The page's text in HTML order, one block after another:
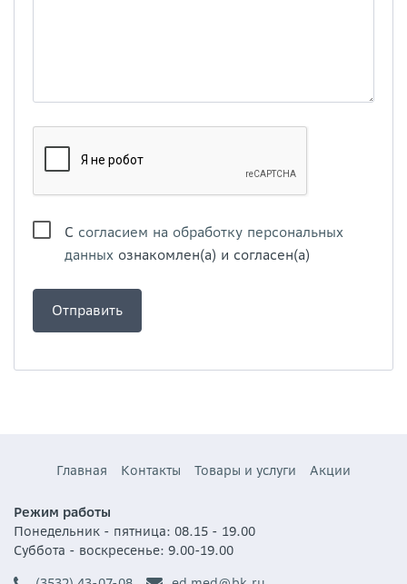
С согласием на обработку персональных
данных ознакомлен(а) и согласен(а)
Главная Контакты Товары и услуги Акции
Режим работы
Понедельник - пятница: 08.15 - 19.00
Суббота - воскресенье: 9.00-19.00